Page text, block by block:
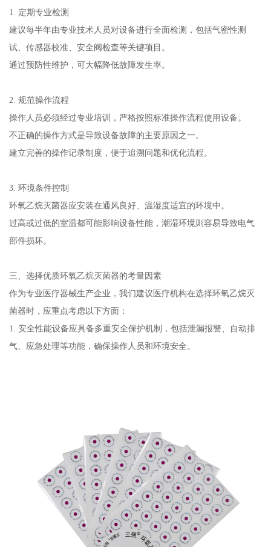
1. 定期专业检测
建议每半年由专业技术人员对设备进行全面检测，包括气密性测
试、传感器校准、安全阀检查等关键项目。
通过预防性维护，可大幅降低故障发生率。
2. 规范操作流程
操作人员必须经过专业培训，严格按照标准操作流程使用设备。
不正确的操作方式是导致设备故障的主要原因之一。
建立完善的操作记录制度，便于追溯问题和优化流程。
3. 环境条件控制
环氧乙烷灭菌器应安装在通风良好、温湿度适宜的环境中。
过高或过低的室温都可能影响设备性能，潮湿环境则容易导致电气
部件损坏。
三、选择优质环氧乙烷灭菌器的考量因素
作为专业医疗器械生产企业，我们建议医疗机构在选择环氧乙烷灭
菌器时，应重点考虑以下方面：
1. 安全性能设备应具备多重安全保护机制，包括泄漏报警、自动排
气、应急处理等功能，确保操作人员和环境安全。